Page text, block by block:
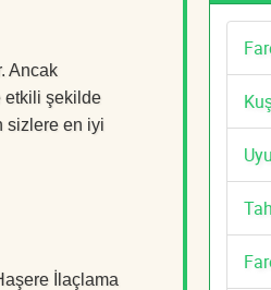
Ancak
etkili şekilde
sizlere en iyi
İlaçlama